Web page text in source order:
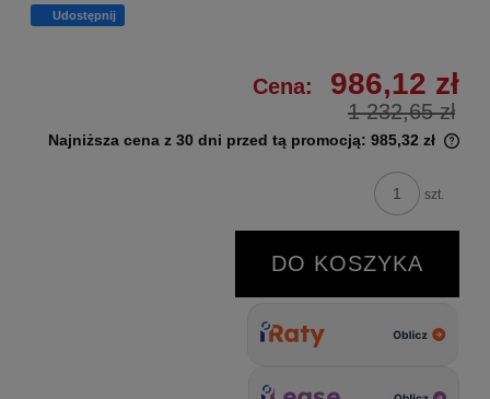
Udostępnij
Cena: 986,12 zł
1 232,65 zł
Najniższa cena z 30 dni przed tą promocją: 985,32 zł
szt.
DO KOSZYKA